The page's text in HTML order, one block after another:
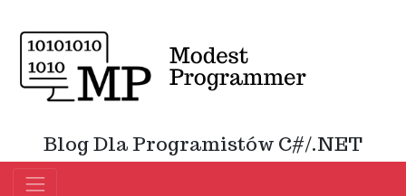
Blog Dla Programistów C#/.NET